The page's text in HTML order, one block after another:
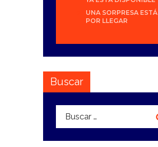
UNA SORPRESA ESTÁ
POR LLEGAR
Buscar
Buscar: